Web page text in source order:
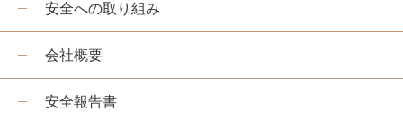
安全への取り組み
会社概要
安全報告書